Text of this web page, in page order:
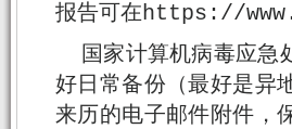
报告可在https://
国家计算机病毒应急
好日常备份（最好是异
来历的电子邮件附件，